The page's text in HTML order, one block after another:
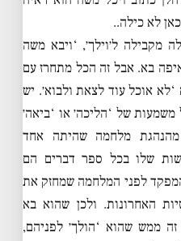
לא כילה..
מקבילה ל׳וילך׳, ‘ויבא משה
בא. אבל זה הכל מתחרז עם
אוכל עוד לצאת ולבוא׳. יש
של ‘הליכה׳ או ‘ביאה׳
מלחמה שהיתה אחד
שלו בכל ספר דברים הם
לפני המלחמה שמחזק את
האחרונות. ולכן שהוא בא
זה ממש שהוא ‘הולך׳ לפניהם,